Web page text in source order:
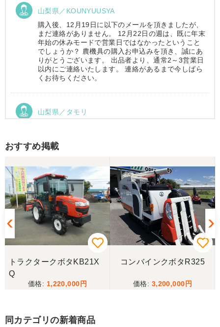
山梨県／KOUNYUUSYA
購入後、12月19日に以下のメールを頂きましたが、
まだ連絡がありません。 12月22日の週は、既に年末
年始の休みモードで営業日ではなかったということ
でしょうか？ 農機具の購入お申込みを頂き、誠にあ
りがとうございます。 出品者より、通常2～3営業日
以内にご連絡いたします。 連絡があるまで今しばら
くお待ちください。
山梨県／タモリ
だきます。ありがとうございました。
山梨県／伊藤明久
引き取りに行くまでに 時間が掛かってしまって
待っていて頂き有り難うございました。
山梨県／樋野進悦
メールの返信がなかったので、残念ですが、こちら
からキャンセルのメールを送った。
うございました。
おすすめ掲載
トラクタークボタKB21X
Q
1,220,000
コンバインクボタR325
3,200,000
同カテゴリの新着商品